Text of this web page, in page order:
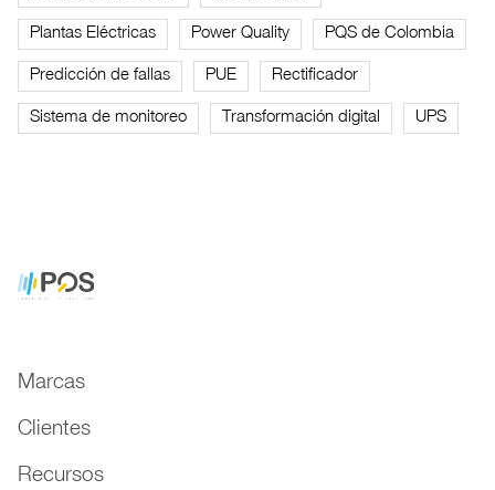
Plantas Eléctricas Power Quality PQS de Colombia
Predicción de fallas PUE Rectificador
Sistema de monitoreo Transformación digital UPS
Marcas
Clientes
Recursos